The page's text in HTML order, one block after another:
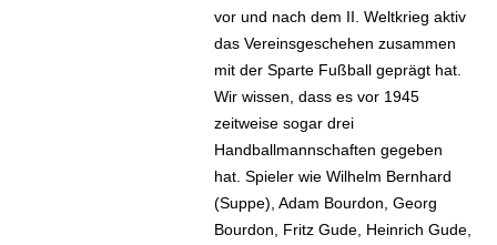
vor und nach dem II. Weltkrieg aktiv
das Vereinsgeschehen zusammen
mit der Sparte Fußball geprägt hat.
Wir wissen, dass es vor 1945
zeitweise sogar drei
Handballmannschaften gegeben
hat. Spieler wie Wilhelm Bernhard
(Suppe), Adam Bourdon, Georg
Bourdon, Fritz Gude, Heinrich Gude,